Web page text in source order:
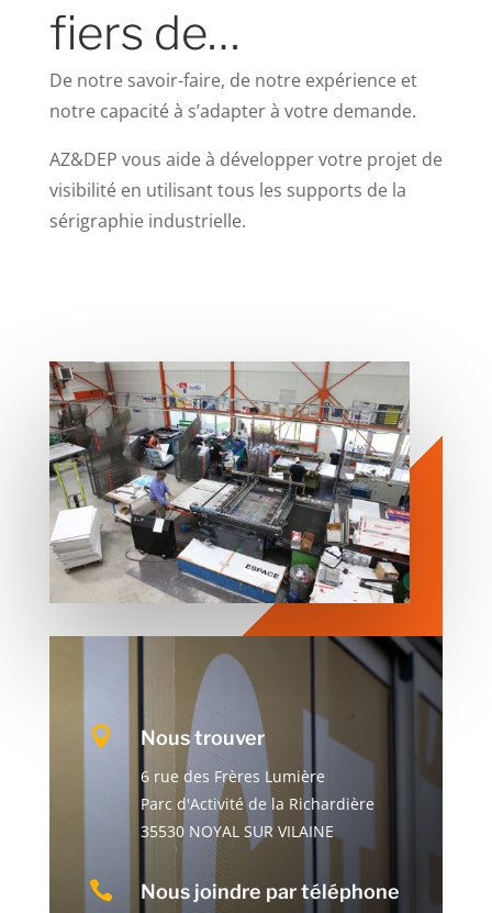
fiers de…
De notre savoir-faire, de notre expérience et
notre capacité à s’adapter à votre demande.
AZ&DEP vous aide à développer votre projet de
visibilité en utilisant tous les supports de la
sérigraphie industrielle.
 Nous trouver
6 rue des Frères Lumière
Parc d'Activité de la Richardière
35530 NOYAL SUR VILAINE
 Nous joindre par téléphone